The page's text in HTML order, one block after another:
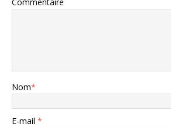
Nom*
E-mail *